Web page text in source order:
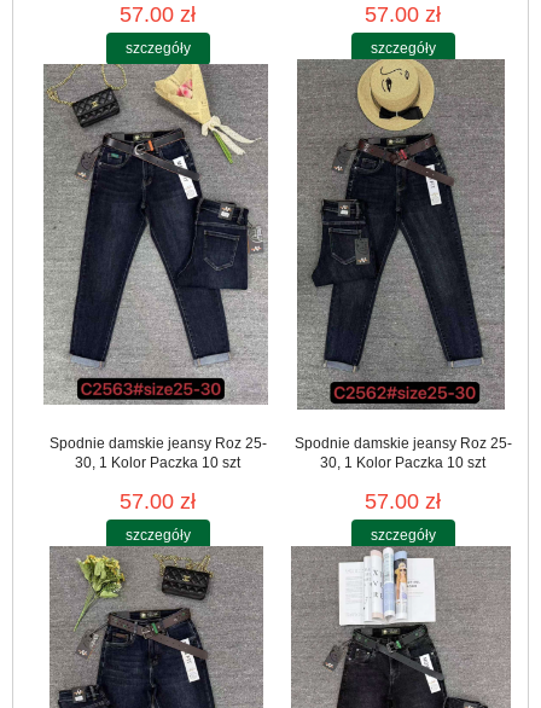
57.00 zł
szczegóły
57.00 zł
szczegóły
Spodnie damskie jeansy Roz 25-
30, 1 Kolor Paczka 10 szt
57.00 zł
szczegóły
Spodnie damskie jeansy Roz 25-
30, 1 Kolor Paczka 10 szt
57.00 zł
szczegóły